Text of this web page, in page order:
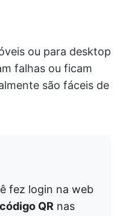
ou para desktop
falhas ou ficam
são fáceis de
fez login na web
código QR nas